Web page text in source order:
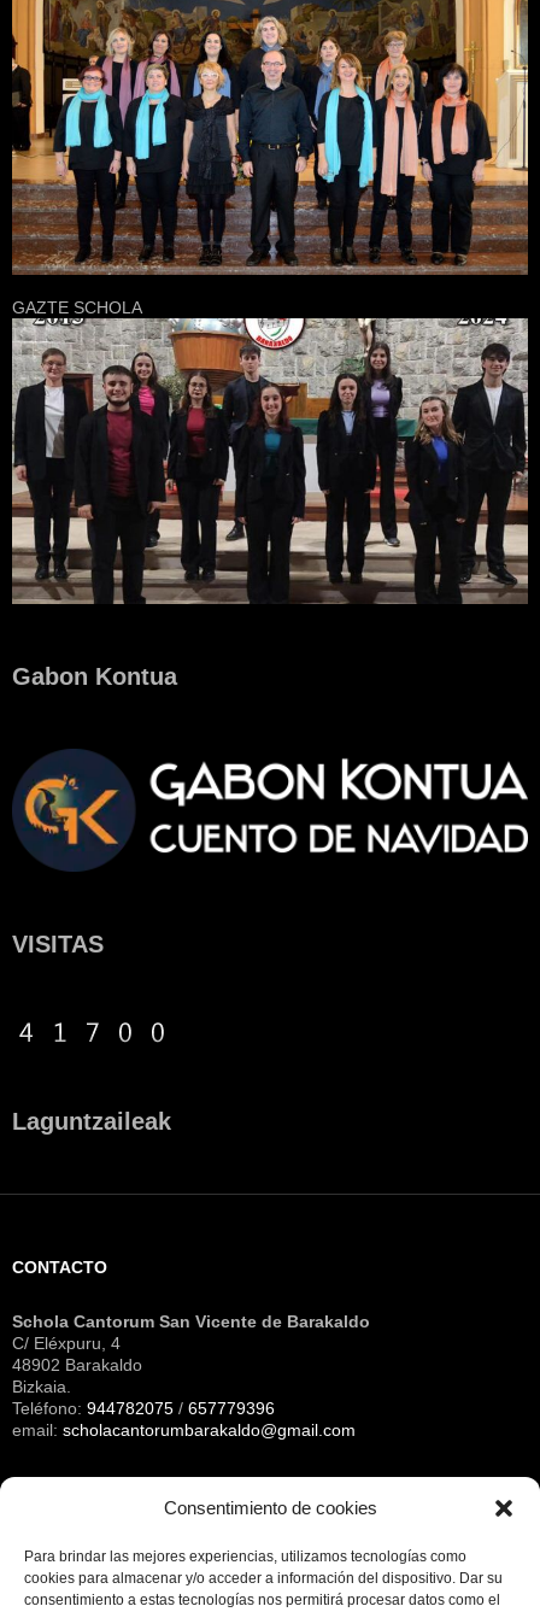
Consentimiento de cookies
Para brindar las mejores experiencias, utilizamos tecnologías como
cookies para almacenar y/o acceder a información del dispositivo. Dar su
consentimiento a estas tecnologías nos permitirá procesar datos como el
GAZTE SCHOLA
Gabon Kontua
VISITAS
Laguntzaileak
CONTACTO
Schola Cantorum San Vicente de Barakaldo
C/ Eléxpuru, 4
48902 Barakaldo
Bizkaia.
Teléfono: 944782075 / 657779396
email: scholacantorumbarakaldo@gmail.com